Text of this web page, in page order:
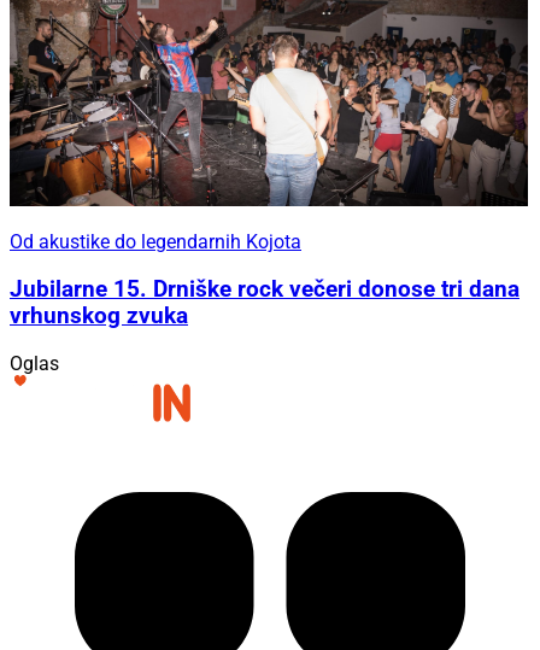
Od akustike do legendarnih Kojota
Jubilarne 15. Drniške rock večeri donose tri dana
vrhunskog zvuka
Oglas